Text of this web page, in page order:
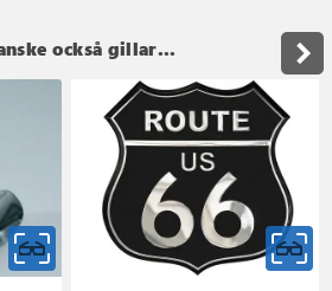
också gillar...